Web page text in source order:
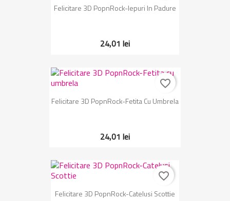
Felicitare 3D PopnRock-Iepuri In Padure
24,01 lei
Felicitare 3D PopnRock-Fetita Cu Umbrela
24,01 lei
favorite_border
Felicitare 3D PopnRock-Catelusi Scottie
favorite_border